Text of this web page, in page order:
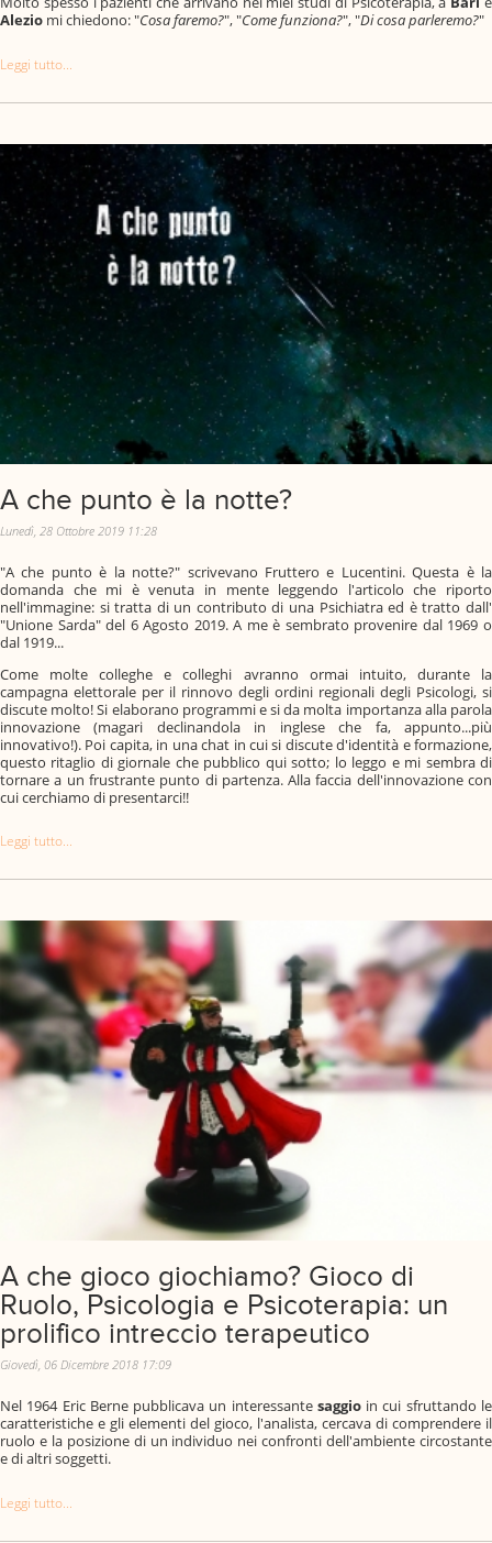
Alezio mi chiedono: "Cosa faremo?", "Come funziona?", "Di cosa parleremo?"
Leggi tutto...
A che punto è la notte?
Lunedì, 28 Ottobre 2019 11:28
"A che punto è la notte?" scrivevano Fruttero e Lucentini. Questa è la
domanda che mi è venuta in mente leggendo l'articolo che riporto
nell'immagine: si tratta di un contributo di una Psichiatra ed è tratto dall'
"Unione Sarda" del 6 Agosto 2019. A me è sembrato provenire dal 1969 o
dal 1919...
Come molte colleghe e colleghi avranno ormai intuito, durante la
campagna elettorale per il rinnovo degli ordini regionali degli Psicologi, si
discute molto! Si elaborano programmi e si da molta importanza alla parola
innovazione (magari declinandola in inglese che fa, appunto...più
innovativo!). Poi capita, in una chat in cui si discute d'identità e formazione,
questo ritaglio di giornale che pubblico qui sotto; lo leggo e mi sembra di
tornare a un frustrante punto di partenza. Alla faccia dell'innovazione con
cui cerchiamo di presentarci!!
Leggi tutto...
A che gioco giochiamo? Gioco di
Ruolo, Psicologia e Psicoterapia: un
prolifico intreccio terapeutico
Giovedì, 06 Dicembre 2018 17:09
Nel 1964 Eric Berne pubblicava un interessante saggioin cui sfruttando le
caratteristiche e gli elementi del gioco, l'analista, cercava di comprendere il
ruolo e la posizione di un individuo nei confronti dell'ambiente circostante
e di altri soggetti.
Leggi tutto...